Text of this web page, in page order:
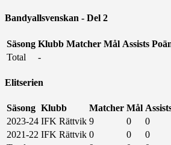
Bandyallsvenskan - Del 2
Säsong Klubb Matcher Mål Assists
Total
-
Elitserien
Säsong Klubb Matcher Mål
2023-24 IFK Rättvik 9 0 0
2021-22 IFK Rättvik 0 0 0